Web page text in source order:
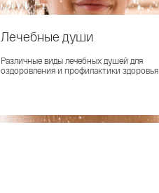
Лечебные души
Различные виды лечебных душей для
оздоровления и профилактики здоровья